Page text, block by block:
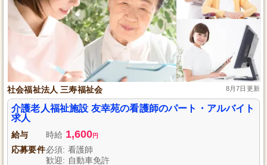
社会福祉法人 三寿福祉会 8月7日更新
介護老人福祉施設 友幸苑の看護師のパート・アルバイト
求人
給与 時給 1,600円
応募要件必須: 看護師
歓迎: 自動車免許